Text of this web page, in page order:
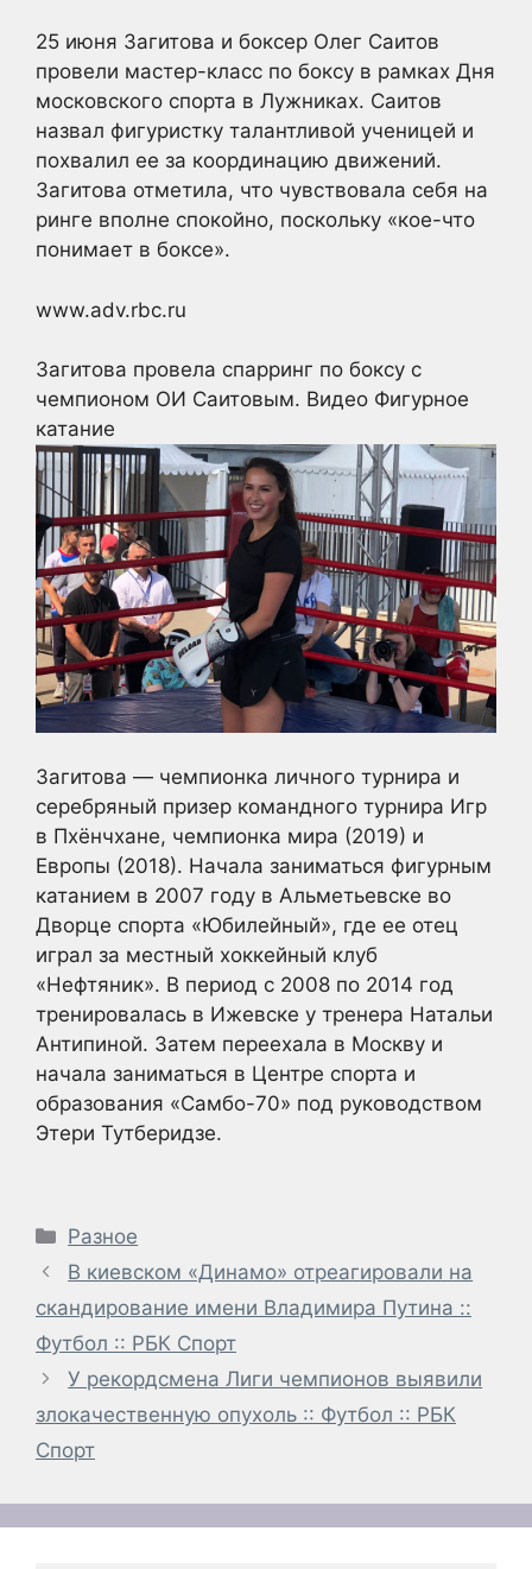
25 июня Загитова и боксер Олег Саитов
провели мастер-класс по боксу в рамках Дня
московского спорта в Лужниках. Саитов
назвал фигуристку талантливой ученицей и
похвалил ее за координацию движений.
Загитова отметила, что чувствовала себя на
ринге вполне спокойно, поскольку «кое-что
понимает в боксе».
www.adv.rbc.ru
Загитова провела спарринг по боксу с
чемпионом ОИ Саитовым. Видео Фигурное
катание
Загитова — чемпионка личного турнира и
серебряный призер командного турнира Игр
в Пхёнчхане, чемпионка мира (2019) и
Европы (2018). Начала заниматься фигурным
катанием в 2007 году в Альметьевске во
Дворце спорта «Юбилейный», где ее отец
играл за местный хоккейный клуб
«Нефтяник». В период с 2008 по 2014 год
тренировалась в Ижевске у тренера Натальи
Антипиной. Затем переехала в Москву и
начала заниматься в Центре спорта и
образования «Самбо-70» под руководством
Этери Тутберидзе.
Рубрики
Разное
В киевском «Динамо» отреагировали на
скандирование имени Владимира Путина ::
Футбол :: РБК Спорт
У рекордсмена Лиги чемпионов выявили
злокачественную опухоль :: Футбол :: РБК
Спорт